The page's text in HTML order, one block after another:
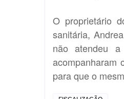
O proprietário
sanitária,
não atendeu
acompanharam
para que o